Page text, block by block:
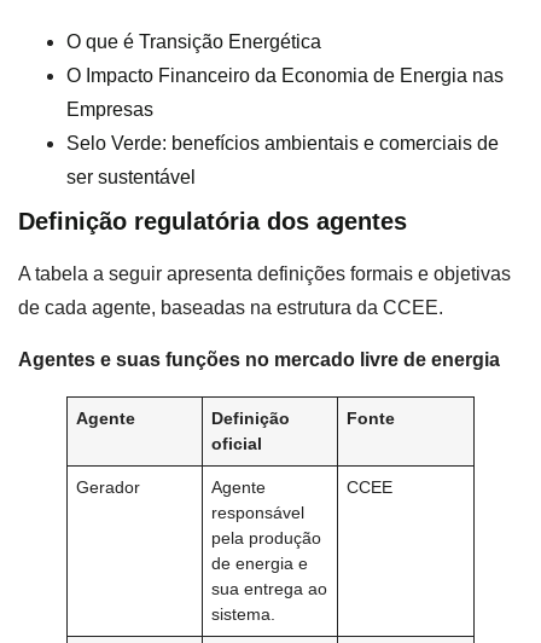
O que é Transição Energética
O Impacto Financeiro da Economia de Energia nas
Empresas
Selo Verde: benefícios ambientais e comerciais de
ser sustentável
Definição regulatória dos agentes
A tabela a seguir apresenta definições formais e objetivas
de cada agente, baseadas na estrutura da CCEE.
Agentes e suas funções no mercado livre de energia
Agente
Definição
oficial
Fonte
Gerador
Agente
responsável
pela produção
de energia e
sua entrega ao
sistema.
CCEE